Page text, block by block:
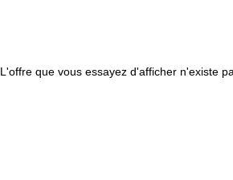
L'offre que vous essayez d'afficher n'existe